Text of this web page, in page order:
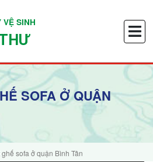
VỆ SINH
SOFA Ở QUẬN
sofa ở quận Bình Tân